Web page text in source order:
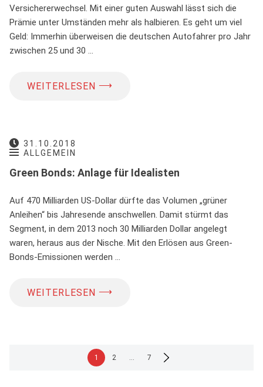
Versichererwechsel. Mit einer guten Auswahl lässt sich die
Prämie unter Umständen mehr als halbieren. Es geht um viel
Geld: Immerhin überweisen die deutschen Autofahrer pro Jahr
zwischen 25 und 30 …
WEITERLESEN ⟶
31.10.2018
ALLGEMEIN
Green Bonds: Anlage für Idealisten
Auf 470 Milliarden US-Dollar dürfte das Volumen „grüner
Anleihen“ bis Jahresende anschwellen. Damit stürmt das
Segment, in dem 2013 noch 30 Milliarden Dollar angelegt
waren, heraus aus der Nische. Mit den Erlösen aus Green-
Bonds-Emissionen werden …
WEITERLESEN ⟶
Seitennummerierung
1 2 … 7